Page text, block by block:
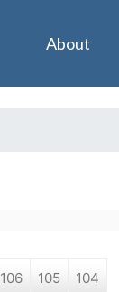
106 105 104
About